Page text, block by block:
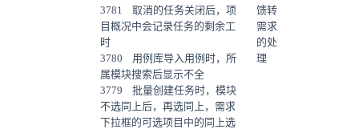
馈转
需求
的处
理
3781 取消的任务关闭后，项
目概况中会记录任务的剩余工
时
3780 用例库导入用例时，所
属模块搜索后显示不全
3779 批量创建任务时，模块
不选同上后，再选同上，需求
下拉框的可选项目中的同上选